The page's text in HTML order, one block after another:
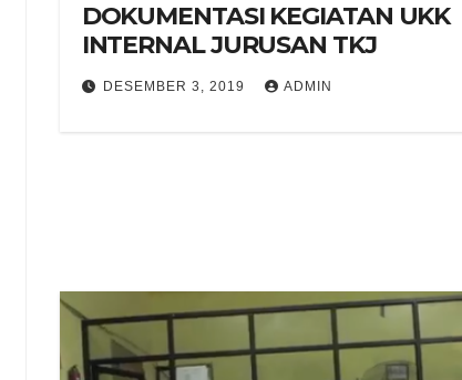
DOKUMENTASI KEGIATAN UKK
INTERNAL JURUSAN TKJ
DESEMBER 3, 2019 ADMIN